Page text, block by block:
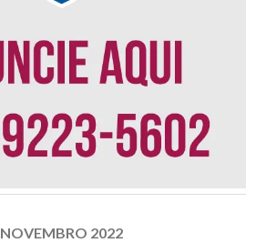
NOVEMBRO 2022